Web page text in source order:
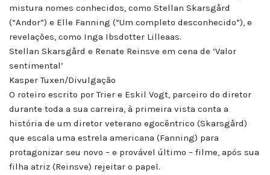
mistura nomes conhecidos, como Stellan Skarsgård
(“Andor”) e Elle Fanning (“Um completo desconhecido”), e
revelações, como Inga Ibsdotter Lilleaas.
Stellan Skarsgård e Renate Reinsve em cena de ‘Valor
sentimental’
Kasper Tuxen/Divulgação
O roteiro escrito por Trier e Eskil Vogt, parceiro do diretor
durante toda a sua carreira, à primeira vista conta a
história de um diretor veterano egocêntrico (Skarsgård)
que escala uma estrela americana (Fanning) para
protagonizar seu novo – e provável último – filme, após sua
filha atriz (Reinsve) rejeitar o papel.